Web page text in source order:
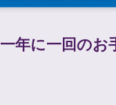
一年に一回のお